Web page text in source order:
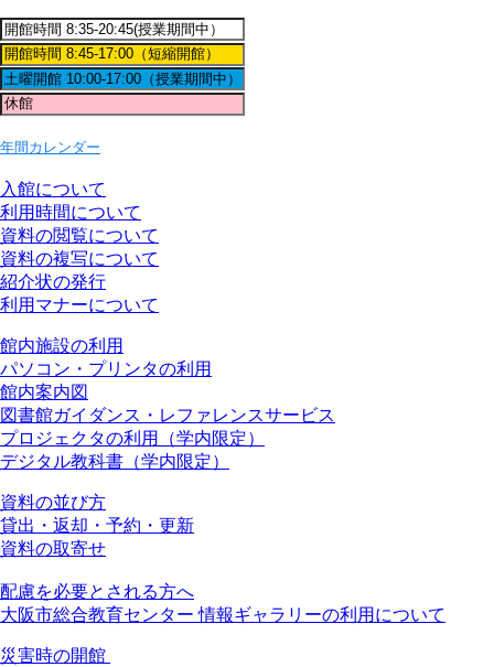
年間カレンダー
入館について
利用時間について
資料の閲覧について
資料の複写について
紹介状の発行
利用マナーについて
館内施設の利用
パソコン・プリンタの利用
館内案内図
図書館ガイダンス・レファレンスサービス
プロジェクタの利用（学内限定）
デジタル教科書（学内限定）
資料の並び方
貸出・返却・予約・更新
資料の取寄せ
配慮を必要とされる方へ
大阪市総合教育センター 情報ギャラリーの利用について
災害時の開館